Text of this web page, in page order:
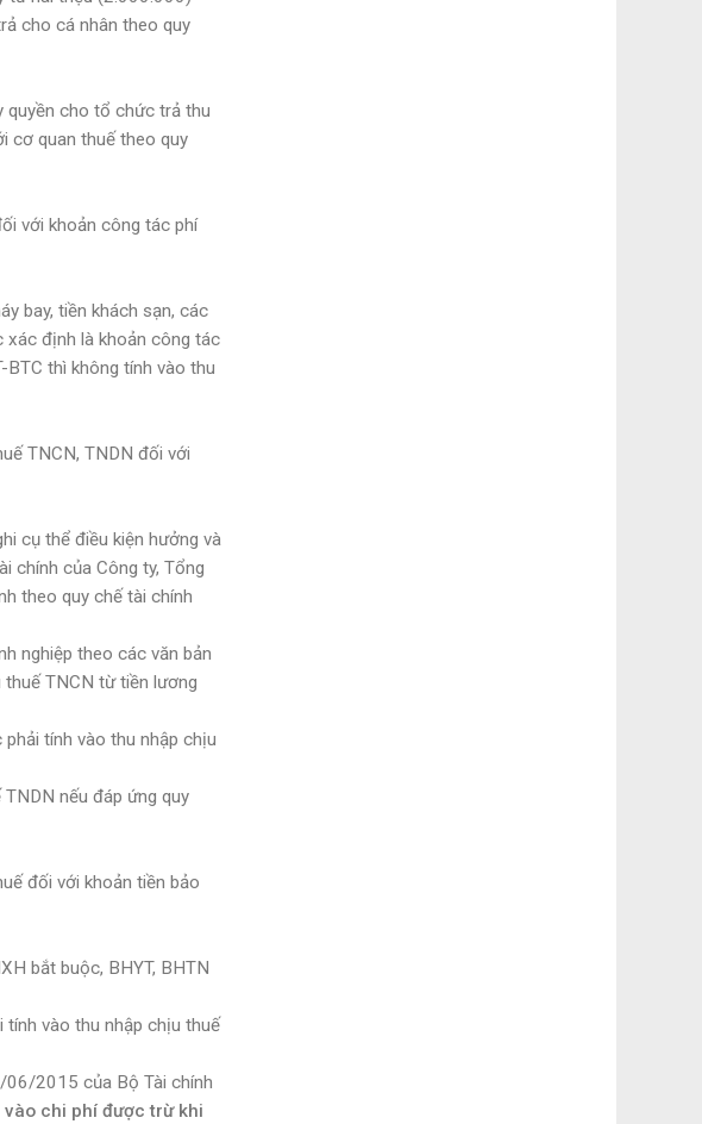
cho cá nhân theo quy
quyền cho tổ chức trả thu
cơ quan thuế theo quy
với khoản công tác phí
bay, tiền khách sạn, các
xác định là khoản công tác
thì không tính vào thu
TNCN, TNDN đối với
cụ thể điều kiện hưởng và
chính của Công ty, Tổng
theo quy chế tài chính
nghiệp theo các văn bản
thuế TNCN từ tiền lương
tính vào thu nhập chịu
nếu đáp ứng quy
đối với khoản tiền bảo
bắt buộc, BHYT, BHTN
vào thu nhập chịu thuế
2015 của Bộ Tài chính
chi phí được trừ khi